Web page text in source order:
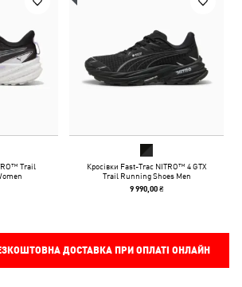
Trail
Кросівки Fast-Trac NITRO™ 4 GTX
Trail Running Shoes Men
9 990,00 ₴
ДОСТАВКА ПРИ ОПЛАТІ ОНЛАЙН